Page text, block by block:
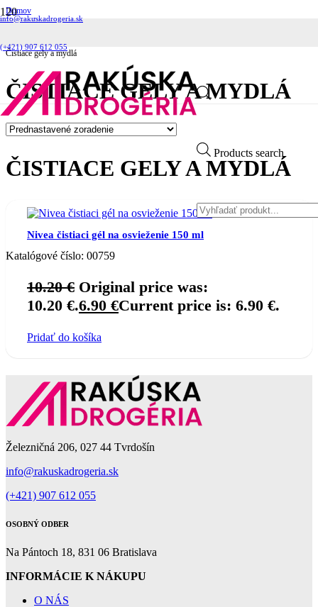
info@rakuskadrogeria.sk
(+421) 907 612 055
Products search
Domov
Kozmetika
Čistenie pleti
Čistiace gely a mydlá
ČISTIACE GELY A MYDLÁ
ČISTIACE GELY A MYDLÁ
Nivea čistiaci gél na osvieženie 150 ml
Katalógové číslo: 00759
10.20€ Original price was:
10.20 €.6.90 €Current price is: 6.90 €.
Pridať do košíka
Železničná 206, 027 44 Tvrdošín
info@rakuskadrogeria.sk
(+421) 907 612 055
OSOBNÝ ODBER
Na Pántoch 18, 831 06 Bratislava
INFORMÁCIE K NÁKUPU
O NÁS